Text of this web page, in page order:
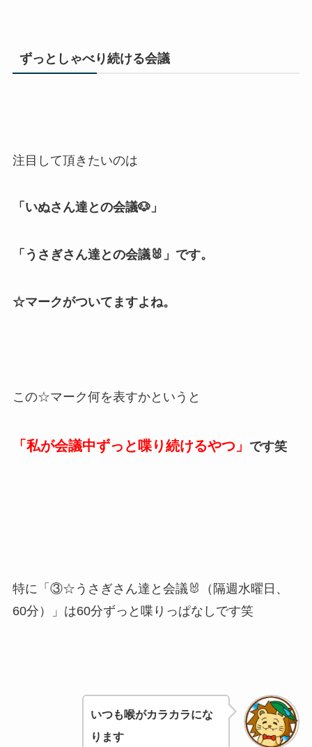
ずっとしゃべり続ける会議
注目して頂きたいのは
「いぬさん達との会議🐶」
「うさぎさん達との会議🐰」 です。
☆マークがついてますよね。
この☆マーク何を表すかというと
「私が会議中ずっと喋り続けるやつ」 です笑
特に「③☆うさぎさん達と会議🐰（隔週水曜日、
60分）」は60分ずっと喋りっぱなしです笑
いつも喉がカラカラにな
ります